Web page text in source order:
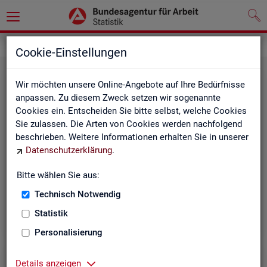
Cookie-Einstellungen
Wir möchten unsere Online-Angebote auf Ihre Bedürfnisse
anpassen. Zu diesem Zweck setzen wir sogenannte
Cookies ein. Entscheiden Sie bitte selbst, welche Cookies
Sie zulassen. Die Arten von Cookies werden nachfolgend
beschrieben. Weitere Informationen erhalten Sie in unserer
Datenschutzerklärung.
Bitte wählen Sie aus:
Technisch Notwendig
Statistik
Personalisierung
Details anzeigen
Me­tho­di­sche Hin­wei­se
Hintergrundinformationen und methodische Hinweise
zu den Fachstatistiken und weiteren Themen, z. B. zur